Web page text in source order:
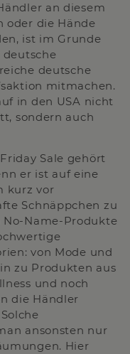
an diesem
oder die Hände
ist im Grunde
deutsche
mitmachen.
in den USA nicht
sondern auch
Sale gehört
er ist auf eine
kurz vor
Schnäppchen zu
Name-Produkte
von Mode und
zu Produkten aus
und noch
die Händler
ansonsten nur
Hier